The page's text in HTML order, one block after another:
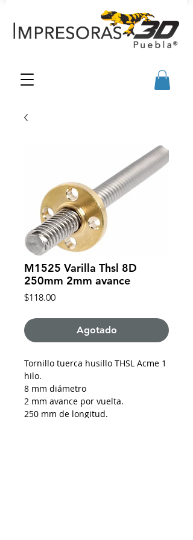
M1525 Varilla Thsl 8D
250mm 2mm avance
$118.00Precio
Agotado
Tornillo tuerca husillo THSL Acme 1
hilo.
8 mm diámetro
2 mm avance por vuelta.
250 mm de longitud.